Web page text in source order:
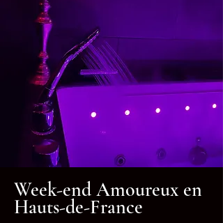
Week-end Amoureux en
Hauts-de-France